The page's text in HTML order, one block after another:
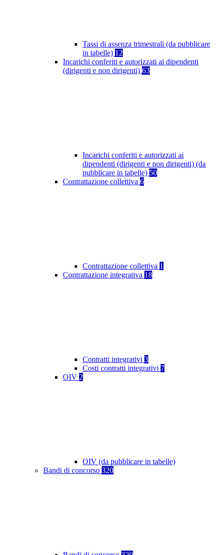
Tassi di assenza trimestrali (da pubblicare
in tabelle) 12
Incarichi conferiti e autorizzati ai dipendenti
(dirigenti e non dirigenti) 63
Incarichi conferiti e autorizzati ai
dipendenti (dirigenti e non dirigenti) (da
pubblicare in tabelle) 50
Contrattazione collettiva 6
Contrattazione collettiva 1
Contrattazione integrativa 18
Contratti integrativi 3
Costi contratti integrativi 7
OIV 2
OIV (da pubblicare in tabelle)
Bandi di concorso 320